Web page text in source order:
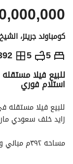
كومباوند جرينز،
5
5 392 متر ج.م
التفاصيل
للبيع فيلا
استلام فوري
زايد خلف سعودي
مساحه ٣٩٢م مباني و ٧٠٠م ارض